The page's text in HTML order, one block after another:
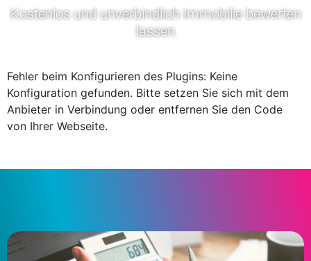
Kostenlos und unverbindlich Immobilie bewerten
lassen
Fehler beim Konfigurieren des Plugins: Keine
Konfiguration gefunden. Bitte setzen Sie sich mit dem
Anbieter in Verbindung oder entfernen Sie den Code
von Ihrer Webseite.